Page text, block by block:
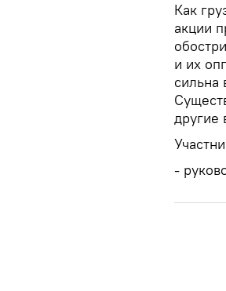
Как
акции
и их
сильна
другие
-